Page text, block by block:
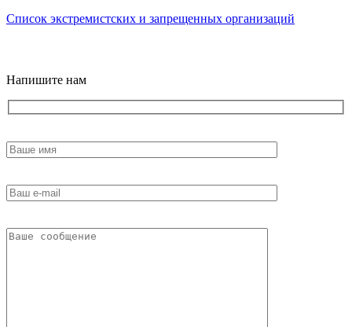
Список экстремистских и запрещенных организаций
Напишите нам